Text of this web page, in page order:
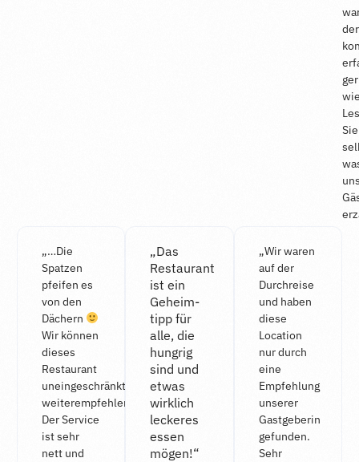
der
Sie
„…Die
Spatzen
pfeifen es
von den
Dächern
Wir können
dieses
Restaurant
uneingeschränkt
weiterempfehlen.
Der Service
ist sehr
nett und
„Das
Restaurant
ist ein
Geheim­
tipp für
alle, die
hungrig
sind und
etwas
wirklich
leckeres
essen
mögen!“
„Wir waren
auf der
Durchreise
und haben
diese
Location
nur durch
eine
Empfehlung
unserer
Gastgeberin
gefunden.
Sehr